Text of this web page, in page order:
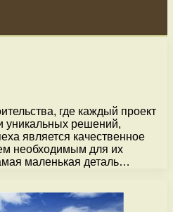
где каждый проект
уникальных решений,
является качественное
необходимым для их
маленькая деталь…